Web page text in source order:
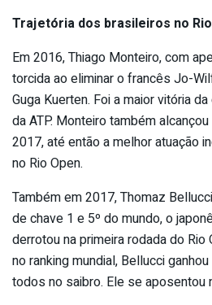
Trajetória dos brasileiros no
Em 2016, Thiago Monteiro, com
torcida ao eliminar o francês Jo-
Guga Kuerten. Foi a maior vitória
da ATP. Monteiro também
2017, até então a melhor atuação
no Rio Open.
Também em 2017, Thomaz
de chave 1 e 5º do mundo, o
derrotou na primeira rodada do Rio
no ranking mundial, Bellucci
todos no saibro. Ele se aposentou